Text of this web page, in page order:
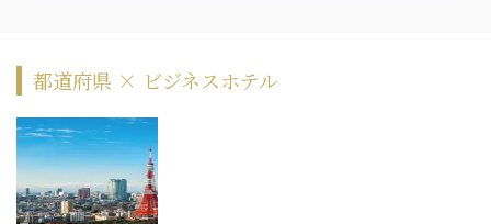
都道府県 × ビジネスホテル